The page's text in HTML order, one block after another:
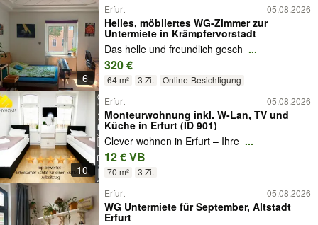
6
Erfurt 05.08.2026
Helles, möbliertes WG-Zimmer zur
Untermiete in Krämpfervorstadt
Das helle und freundlich gesch ...
320 €
64 m² 3 Zi. Online-Besichtigung
10
Erfurt 05.08.2026
Monteurwohnung inkl. W-Lan, TV und
Küche in Erfurt (ID 901)
Clever wohnen in Erfurt – Ihre ...
12 € VB
70 m² 3 Zi.
Erfurt 05.08.2026
WG Untermiete für September, Altstadt
Erfurt